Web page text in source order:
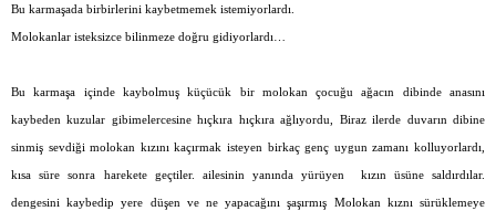
Bu karmaşada birbirlerini kaybetmemek istemiyorlardı.
Molokanlar isteksizce bilinmeze doğru gidiyorlardı…
Bu karmaşa içinde kaybolmuş küçücük bir molokan çocuğu ağacın dibinde anasını
kaybeden kuzular gibimelercesine hıçkıra hıçkıra ağlıyordu, Biraz ilerde duvarın dibine
sinmiş sevdiği molokan kızını kaçırmak isteyen birkaç genç uygun zamanı kolluyorlardı,
kısa süre sonra harekete geçtiler. ailesinin yanında yürüyen kızın üsüne saldırdılar.
dengesini kaybedip yere düşen ve ne yapacağını şaşırmış Molokan kıznı sürüklemeye